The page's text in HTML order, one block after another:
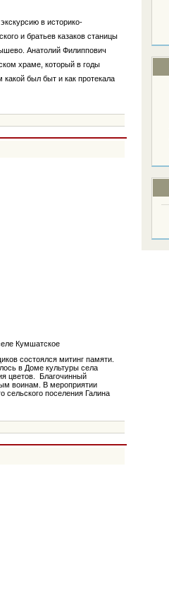
в историко-
и братьев казаков станицы
Анатолий Филиппович
храме, который в годы
был быт и как протекала
Кумшатское
состоялся митинг памяти.
в Доме культуры села
цветов. Благочинный
воинам. В мероприятии
сельского поселения Галина